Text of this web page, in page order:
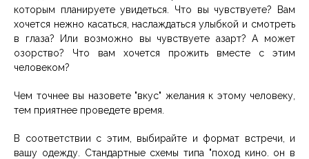
которым планируете увидеться. Что вы чувствуете? Вам
хочется нежно касаться, наслаждаться улыбкой и смотреть
в глаза? Или возможно вы чувствуете азарт? А может
озорство? Что вам хочется прожить вместе с этим
человеком?
Чем точнее вы назовете "вкус" желания к этому человеку,
тем приятнее проведете время.
В соответствии с этим, выбирайте и формат встречи, и
вашу одежду. Стандартные схемы типа "поход кино. он в